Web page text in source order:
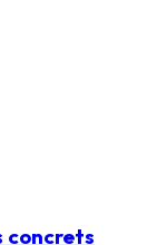
concrets